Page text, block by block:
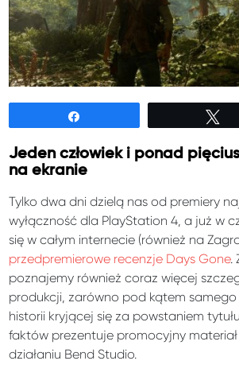
Jeden człowiek i ponad
na ekranie
Tylko dwa dni dzielą nas od premiery
wyłączność dla PlayStation 4, a już w
się w całym internecie (również na
przedpremierowe recenzje Days Gone.
poznajemy również coraz więcej
produkcji, zarówno pod kątem
historii kryjącej się za powstaniem
faktów prezentuje promocyjny
działaniu Bend Studio.